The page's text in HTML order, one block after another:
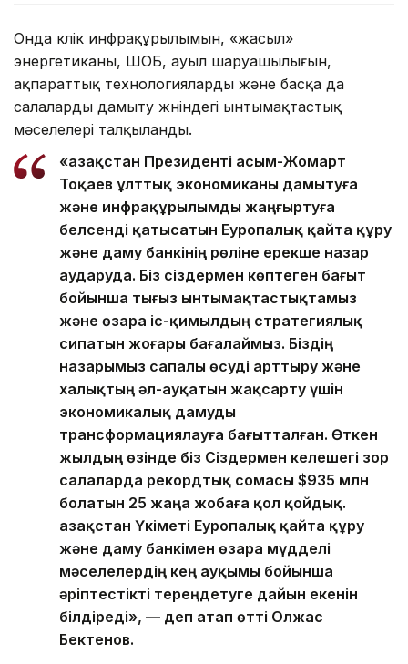
Онда көлік инфрақұрылымын, «жасыл»
энергетиканы, ШОБ, ауыл шаруашылығын,
ақпараттық технологияларды және басқа да
салаларды дамыту жөніндегі ынтымақтастық
мәселелері талқыланды.
«Қазақстан Президенті Қасым-Жомарт
Тоқаев ұлттық экономиканы дамытуға
және инфрақұрылымды жаңғыртуға
белсенді қатысатын Еуропалық қайта құру
және даму банкінің рөліне ерекше назар
аударуда. Біз сіздермен көптеген бағыт
бойынша тығыз ынтымақтастықтамыз
және өзара іс-қимылдың стратегиялық
сипатын жоғары бағалаймыз. Біздің
назарымыз сапалы өсуді арттыру және
халықтың әл-ауқатын жақсарту үшін
экономикалық дамуды
трансформациялауға бағытталған. Өткен
жылдың өзінде біз Сіздермен келешегі зор
салаларда рекордтық сомасы $935 млн
болатын 25 жаңа жобаға қол қойдық.
Қазақстан Үкіметі Еуропалық қайта құру
және даму банкімен өзара мүдделі
мәселелердің кең ауқымы бойынша
әріптестікті тереңдетуге дайын екенін
білдіреді», — деп атап өтті Олжас
Бектенов.